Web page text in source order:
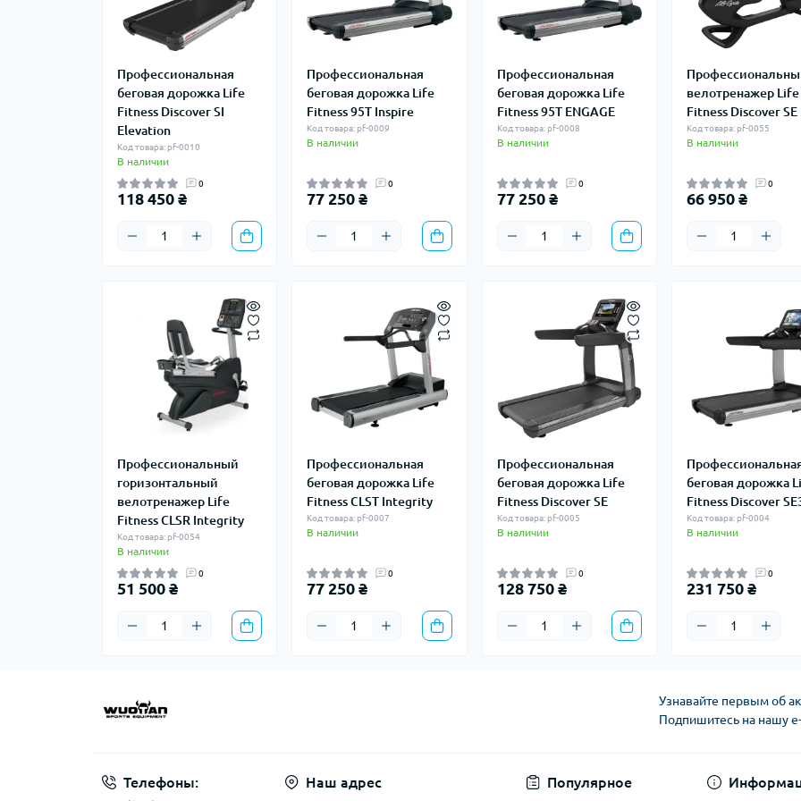
Профессиональная
беговая дорожка Life
Fitness Discover SI
Elevation
Код товара: pf-0010
В наличии
0
118 450 ₴
Профессиональная
беговая дорожка Life
Fitness 95T Inspire
Код товара: pf-0009
В наличии
0
77 250 ₴
Профессиональная
беговая дорожка Life
Fitness 95T ENGAGE
Код товара: pf-0008
В наличии
0
77 250 ₴
велотренажер Life
Fitness Discover SE
Код товара: pf-0055
В наличии
0
66 950 ₴
Профессиональный
горизонтальный
велотренажер Life
Fitness CLSR Integrity
Код товара: pf-0054
В наличии
0
51 500 ₴
Профессиональная
беговая дорожка Life
Fitness CLST Integrity
Код товара: pf-0007
В наличии
0
77 250 ₴
Профессиональная
беговая дорожка Life
Fitness Discover SE
Код товара: pf-0005
В наличии
0
128 750 ₴
беговая дорожка
Fitness Discover
Код товара: pf-0004
В наличии
0
231 750 ₴
Узнавайте первым об
Подпишитесь на нашу
Телефоны: Наш адрес Популярное